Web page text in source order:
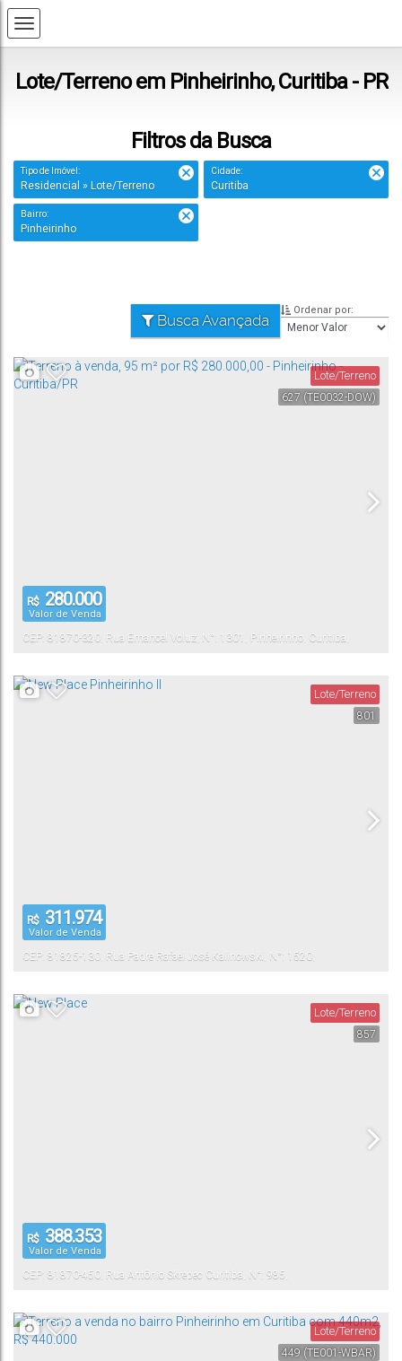
Lote/Terreno em Pinheirinho, Curitiba - PR
Filtros da Busca
Tipo de Imóvel:
Residencial » Lote/Terreno
Cidade:
Curitiba
Bairro:
Pinheirinho
Busca Avançada
Ordenar por:
627 (TE0032-DOW)
Lote/Terreno
R$ 280.000
Valor de Venda
CEP: 81870-320 Rua Emanoel Voluz N°: 1301 Pinheirinho Curitiba
801
Lote/Terreno
R$ 311.974
Valor de Venda
CEP: 81825-130 Rua Padre Rafael José Kalinowski N°: 1520
857
Lote/Terreno
R$ 388.353
Valor de Venda
CEP: 81870-450 Rua Antônio Skrepec Curitiba N°: 985
449 (TE001-WBAR)
Lote/Terreno